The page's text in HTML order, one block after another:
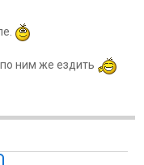
ним же ездить